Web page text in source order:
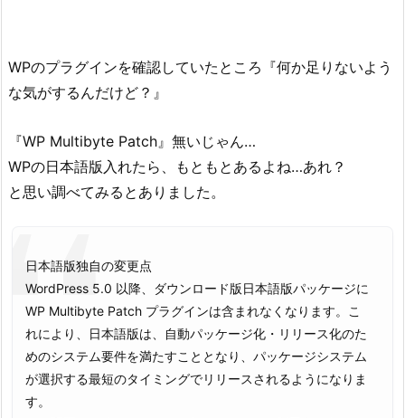
WPのプラグインを確認していたところ『何か足りないよう
な気がするんだけど？』
『WP Multibyte Patch』無いじゃん…
WPの日本語版入れたら、もともとあるよね…あれ？
と思い調べてみるとありました。
日本語版独自の変更点
WordPress 5.0 以降、ダウンロード版日本語版パッケージに
WP Multibyte Patch プラグインは含まれなくなります。こ
れにより、日本語版は、自動パッケージ化・リリース化のた
めのシステム要件を満たすこととなり、パッケージシステム
が選択する最短のタイミングでリリースされるようになりま
す。